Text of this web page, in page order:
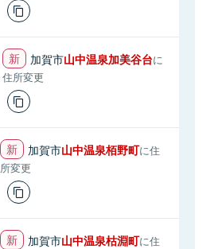
加賀市山中温泉加美谷台に
住所変更
加賀市山中温泉栢野町に住
所変更
加賀市山中温泉枯淵町に住